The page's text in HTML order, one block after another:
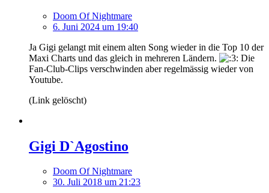
Doom Of Nightmare
6. Juni 2024 um 19:40
Ja Gigi gelangt mit einem alten Song wieder in die Top 10 der
Maxi Charts und das gleich in mehreren Ländern.
Die
Fan-Club-Clips verschwinden aber regelmässig wieder von
Youtube.
(Link gelöscht)
Gigi D`Agostino
Doom Of Nightmare
30. Juli 2018 um 21:23